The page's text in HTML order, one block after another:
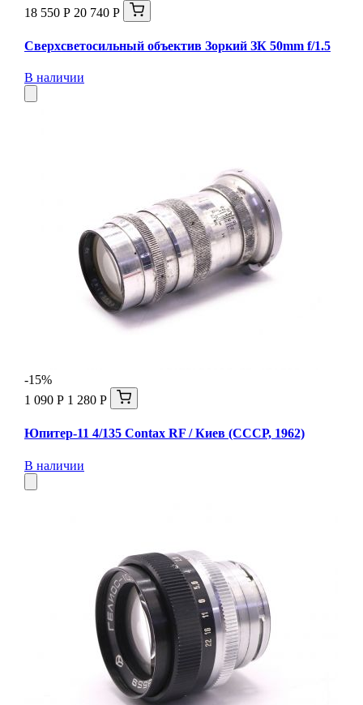
18 550 Р 20 740 Р
Сверхсветосильный объектив Зоркий ЗК 50mm f/1.5
В наличии
-15%
1 090 Р 1 280 Р
Юпитер-11 4/135 Contax RF / Киев (СССР, 1962)
В наличии